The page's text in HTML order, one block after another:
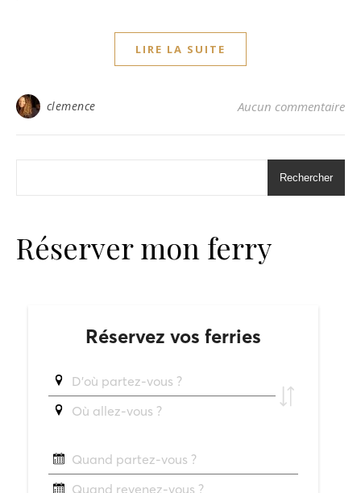
LIRE LA SUITE
clemence Aucun commentaire
Rechercher
Réserver mon ferry